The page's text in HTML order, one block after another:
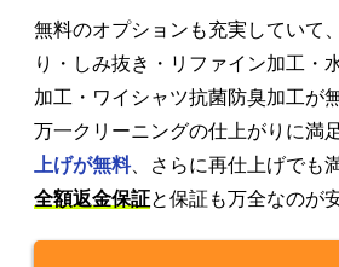
無料のオプションも充実していて
り・しみ抜き・リファイン加工・
加工・ワイシャツ抗菌防臭加工が
万一クリーニングの仕上がりに満
上げが無料、さらに再仕上げでも
全額返金保証と保証も万全なのが